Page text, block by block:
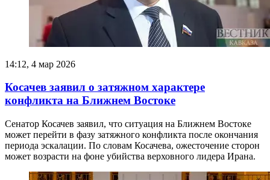
14:12, 4 мар 2026
Косачев заявил о затяжном характере
конфликта на Ближнем Востоке
Сенатор Косачев заявил, что ситуация на Ближнем Востоке
может перейти в фазу затяжного конфликта после окончания
периода эскалации. По словам Косачева, ожесточение сторон
может возрасти на фоне убийства верховного лидера Ирана.